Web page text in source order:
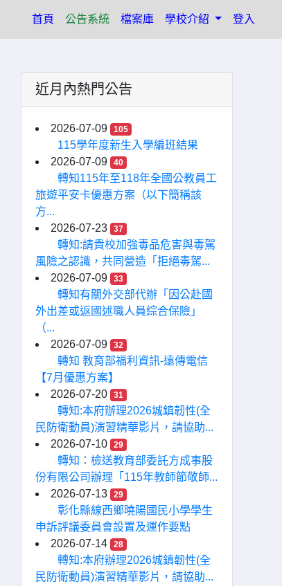
首頁 (current)
公告系統 檔案庫 學校介紹 登入
近月內熱門公告
2026-07-09 105
115學年度新生入學編班結果
2026-07-09
40
轉知115年至118年全國公教員工
旅遊平安卡優惠方案（以下簡稱該
方...
2026-07-23
37
轉知:請貴校加強毒品危害與毒駕
風險之認識，共同營造「拒絕毒駕...
2026-07-09
33
轉知有關外交部代辦「因公赴國
外出差或返國述職人員綜合保險」
（...
2026-07-09
32
轉知 教育部福利資訊-遠傳電信
【7月優惠方案】
2026-07-20
31
轉知:本府辦理2026城鎮韌性(全
民防衛動員)演習精華影片，請協助...
2026-07-10
29
轉知：檢送教育部委託方成事股
份有限公司辦理「115年教師節敬師...
2026-07-13
29
彰化縣線西鄉曉陽國民小學學生
申訴評議委員會設置及運作要點
2026-07-14
28
轉知:本府辦理2026城鎮韌性(全
民防衛動員)演習精華影片，請協助...